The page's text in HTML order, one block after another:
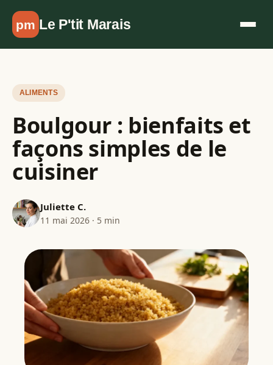
Aller au contenu
pm Le P'tit Marais
ALIMENTS
Boulgour : bienfaits et
façons simples de le
cuisiner
Juliette C.
11 mai 2026 · 5 min